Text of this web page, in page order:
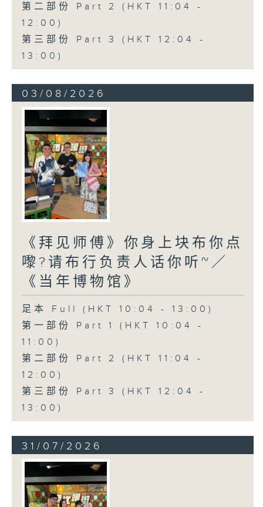
第二部份 Part 2 (HKT 11:04 -
12:00)
第三部份 Part 3 (HKT 12:04 -
13:00)
03/08/2026
《拜见师傅》你身上块布你点
嚟?请布行负责人话你听~／
《当年博物馆》
足本 Full (HKT 10:04 - 13:00)
第一部份 Part 1 (HKT 10:04 -
11:00)
第二部份 Part 2 (HKT 11:04 -
12:00)
第三部份 Part 3 (HKT 12:04 -
13:00)
31/07/2026